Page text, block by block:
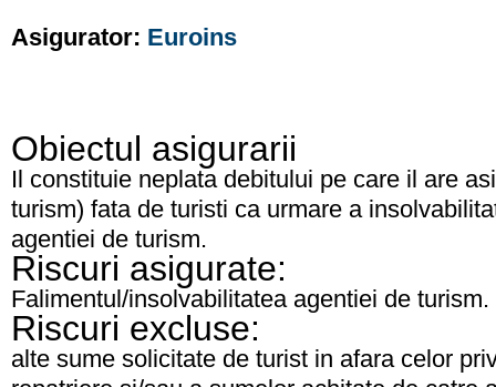
Asigurator: Euroins
Obiectul asigurarii
Il constituie neplata debitului pe care il are
turism) fata de turisti ca urmare a
agentiei de turism.
Riscuri asigurate:
Falimentul/insolvabilitatea agentiei de turism.
Riscuri excluse:
alte sume solicitate de turist in afara celor